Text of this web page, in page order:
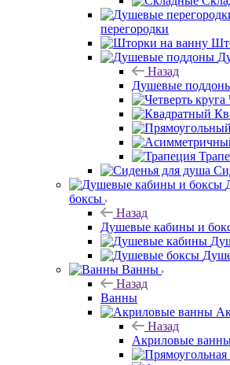
перегородки
Назад
Душевые
боксы
Назад
Душевые кабины и
Ванны
Назад
Ванны
Назад
Акриловые